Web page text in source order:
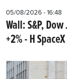
05/08/2026 - 16:48
Wall: S&P,
+2% - Η